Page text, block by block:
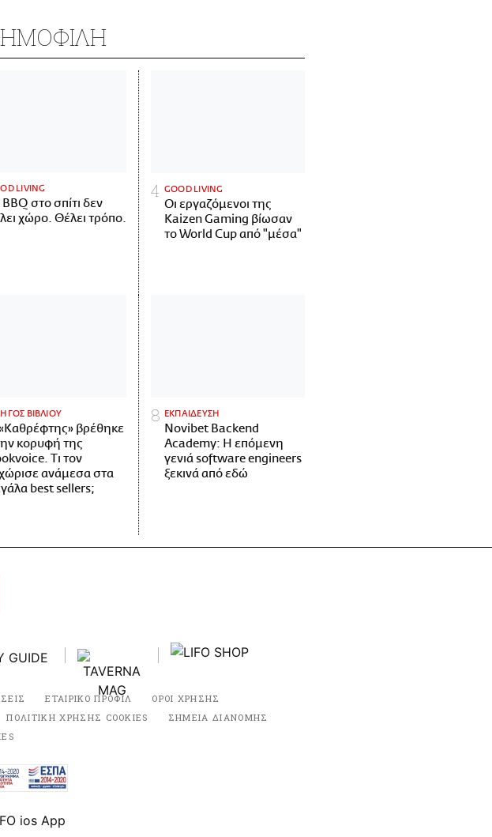
LIVING
στο σπίτι δεν
χώρο. Θέλει τρόπο.
GOOD LIVING
Οι εργαζόμενοι της
Kaizen Gaming βίωσαν
το World Cup από "μέσα"
ΒΙΒΛΙΟΥ
βρέθηκε
κορυφή της
Τι τον
ανάμεσα στα
best sellers;
ΕΚΠΑΙΔΕΥΣΗ
Novibet Backend
Academy: Η επόμενη
γενιά software engineers
ξεκινά από εδώ
ΕΤΑΙΡΙΚΟ ΠΡΟΦΙΛ
ΟΡΟΙ ΧΡΗΣΗΣ
ΠΟΛΙΤΙΚΗ ΧΡΗΣΗΣ COOKIES
ΣΗΜΕΙΑ ΔΙΑΝΟΜΗΣ